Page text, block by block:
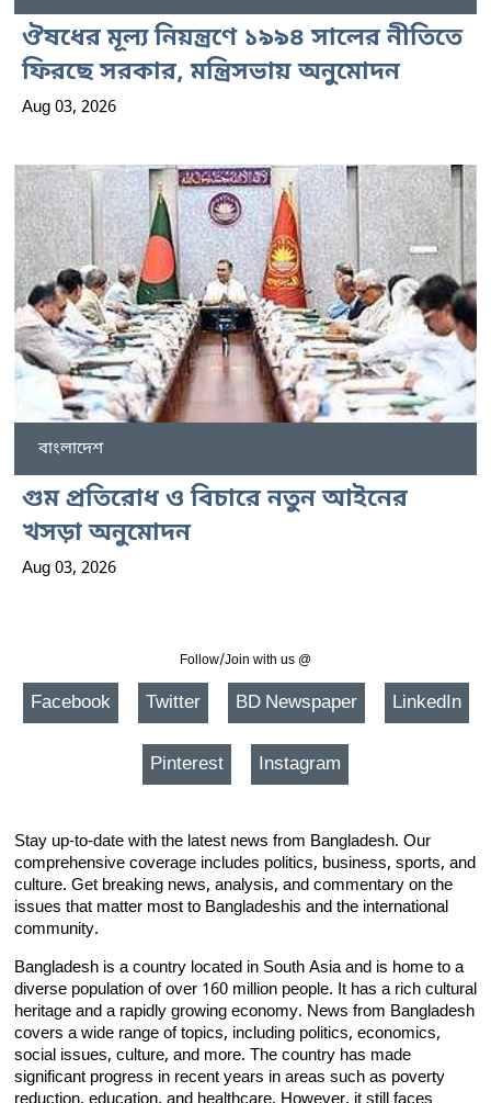
ঔষধের মূল্য নিয়ন্ত্রণে ১৯৯৪ সালের নীতিতে
ফিরছে সরকার, মন্ত্রিসভায় অনুমোদন
Aug 03, 2026
বাংলাদেশ
গুম প্রতিরোধ ও বিচারে নতুন আইনের
খসড়া অনুমোদন
Aug 03, 2026
Follow/Join with us @
Facebook Twitter BD Newspaper LinkedIn
Pinterest Instagram
Stay up-to-date with the latest news from Bangladesh. Our
comprehensive coverage includes politics, business, sports, and
culture. Get breaking news, analysis, and commentary on the
issues that matter most to Bangladeshis and the international
community.
Bangladesh is a country located in South Asia and is home to a
diverse population of over 160 million people. It has a rich cultural
heritage and a rapidly growing economy. News from Bangladesh
covers a wide range of topics, including politics, economics,
social issues, culture, and more. The country has made
significant progress in recent years in areas such as poverty